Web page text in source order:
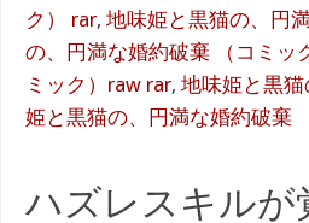
ク） rar, 地味姫と黒猫の、円
の、円満な婚約破棄 （コミッ
ミック）raw rar, 地味姫と黒
姫と黒猫の、円満な婚約破棄
ハズレスキルが